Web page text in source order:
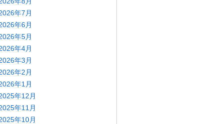
年7月
年6月
年5月
年4月
年3月
年2月
年1月
年12月
年11月
年10月